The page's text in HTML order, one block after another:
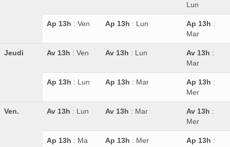
Lun
Ap 13h : Ven Ap 13h : Lun Ap 13h :
Mar
Jeudi Av 13h : Ven Av 13h : Lun Av 13h :
Mar
Ap 13h : Lun Ap 13h : Mar Ap 13h :
Mer
Ven. Av 13h : Lun Av 13h : Mar Av 13h :
Mer
Ap 13h : Ma Ap 13h : Mer Ap 13h :